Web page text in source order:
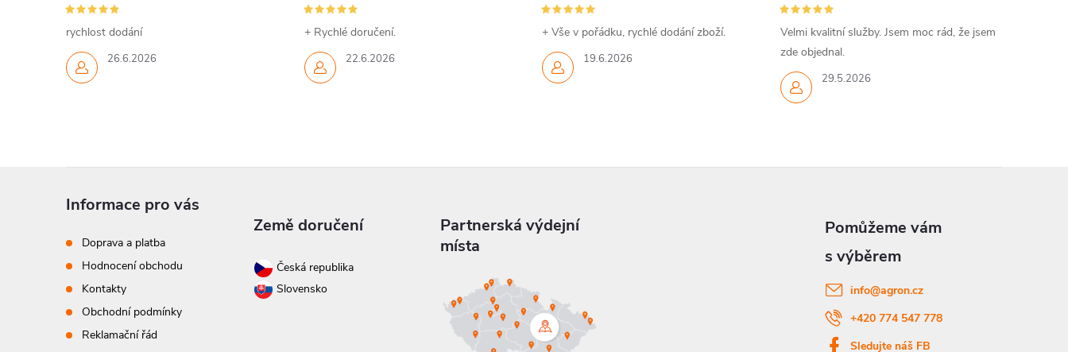
26.6.2026
rychlost dodání
22.6.2026
+ Rychlé doručení.
19.6.2026
+ Vše v pořádku, rychlé dodání zboží.
29.5.2026
Velmi kvalitní služby. Jsem moc rád, že jsem
zde objednal.
Informace pro vás
Doprava a platba
Hodnocení obchodu
Kontakty
Obchodní podmínky
Reklamační řád
Země doručení
Česká republika
Slovensko
Partnerská výdejní
místa
info@agron.cz
+420 774 547 778
Sledujte náš FB